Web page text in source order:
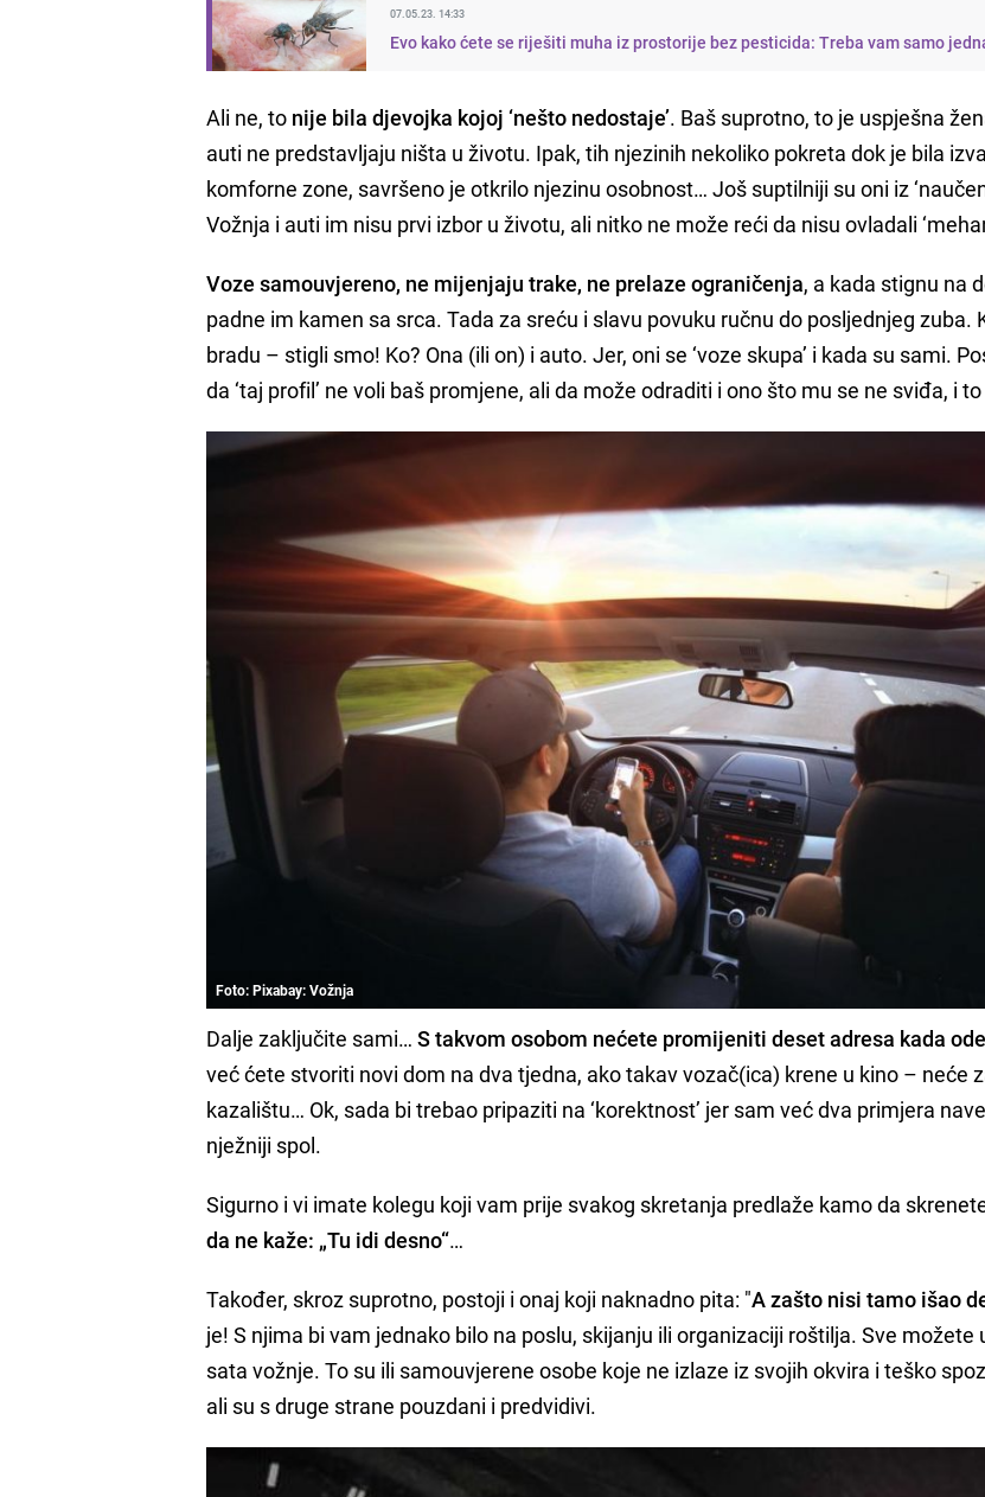
07.05.23. 14:33
Evo kako ćete se riješiti muha iz prostorije bez pesticida: Treba vam samo
Ali ne, to nije bila djevojka kojoj ‘nešto nedostaje’. Baš suprotno, to je uspješna
auti ne predstavljaju ništa u životu. Ipak, tih njezinih nekoliko pokreta dok je bila
komforne zone, savršeno je otkrilo njezinu osobnost… Još suptilniji su oni iz
Vožnja i auti im nisu prvi izbor u životu, ali nitko ne može reći da nisu ovladali
Voze samouvjereno, ne mijenjaju trake, ne prelaze ograničenja, a kada stignu na
padne im kamen sa srca. Tada za sreću i slavu povuku ručnu do posljednjeg zuba.
bradu – stigli smo! Ko? Ona (ili on) i auto. Jer, oni se ‘voze skupa’ i kada su sami.
da ‘taj profil’ ne voli baš promjene, ali da može odraditi i ono što mu se ne sviđa, i
Foto: Pixabay: Vožnja
Dalje zaključite sami…S takvom osobom nećete promijeniti deset adresa kada
već ćete stvoriti novi dom na dva tjedna, ako takav vozač(ica) krene u kino – neće
kazalištu… Ok, sada bi trebao pripaziti na ‘korektnost’ jer sam već dva primjera
nježniji spol.
Sigurno i vi imate kolegu koji vam prije svakog skretanja predlaže kamo da
da ne kaže: „Tu idi desno“…
Također, skroz suprotno, postoji i onaj koji naknadno pita: "A zašto nisi tamo išao
je! S njima bi vam jednako bilo na poslu, skijanju ili organizaciji roštilja. Sve možete
sata vožnje. To su ili samouvjerene osobe koje ne izlaze iz svojih okvira i teško
ali su s druge strane pouzdani i predvidivi.